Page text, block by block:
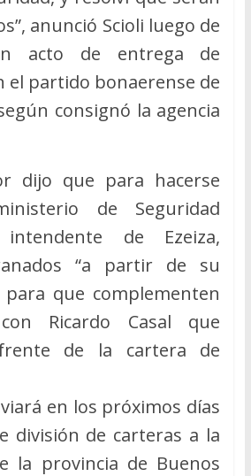
anunció Scioli luego de
acto de entrega de
el partido bonaerense de
consignó la agencia
dijo que para hacerse
de Seguridad
de Ezeiza,
“a partir de su
para que complementen
Ricardo Casal que
de la cartera de
en los próximos días
división de carteras a la
la provincia de Buenos